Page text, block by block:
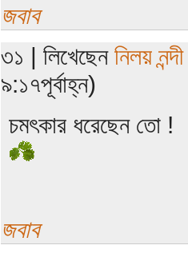
জবাব
৩১ | লিখেছেন নিলয় নন্দী
৯:১৭পূর্বাহ্ন)
চমৎকার ধরেছেন তো !
জবাব